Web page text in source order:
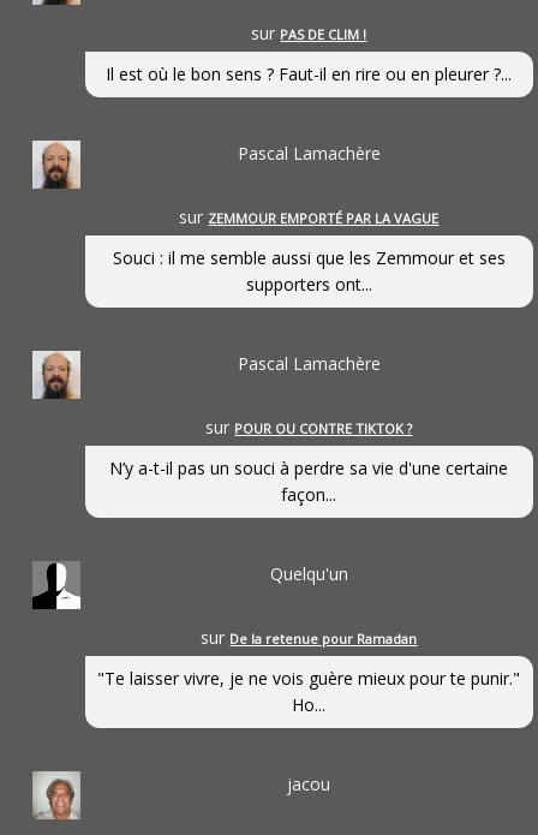
sur PAS DE CLIM !
Il est où le bon sens ? Faut-il en rire ou en pleurer ?...
Pascal Lamachère
sur ZEMMOUR EMPORTÉ PAR LA VAGUE
Souci : il me semble aussi que les Zemmour et ses
supporters ont...
Pascal Lamachère
sur POUR OU CONTRE TIKTOK ?
N’y a-t-il pas un souci à perdre sa vie d'une certaine
façon...
Quelqu'un
sur De la retenue pour Ramadan
"Te laisser vivre, je ne vois guère mieux pour te punir."
Ho...
jacou